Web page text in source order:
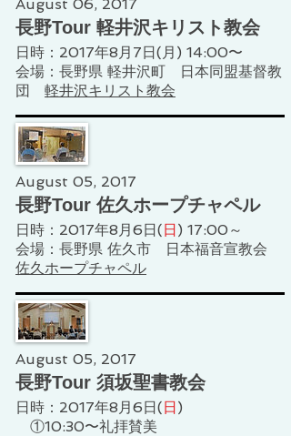
August 06, 2017
長野Tour 軽井沢キリスト教会
日時：2017年8月7日(月) 14:00〜
会場：長野県 軽井沢町 日本同盟基督教
団 軽井沢キリスト教会
August 05, 2017
長野Tour 佐久ホープチャペル
日時：2017年8月6日(日) 17:00～
会場：長野県 佐久市 日本福音宣教会
佐久ホープチャペル
August 05, 2017
長野Tour 須坂聖書教会
日時：2017年8月6日( 日 )
①10:30〜礼拝賛美